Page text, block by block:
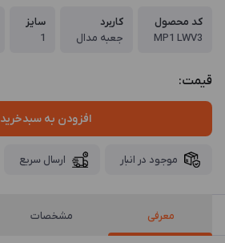
کد محصول
MP1 LWV3
کاربرد
جعبه مدال
سایز
1
قیمت:
افزودن به سبدخرید
موجود در انبار ارسال سریع
معرفی مشخصات